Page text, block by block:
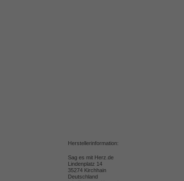
Herstellerinformation:
Sag es mit Herz.de
Lindenplatz 14
35274 Kirchhain
Deutschland